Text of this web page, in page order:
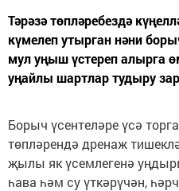
Тәрәзә төпләребездә
күмелеп утырган нәни
мул уңыш үстереп алырга
уңайлы шартлар тудыру
Борыч үсентеләре үсә
төпләрендә дренаж
җылы як үсемлегенә
һава һәм су үткәрүчән,